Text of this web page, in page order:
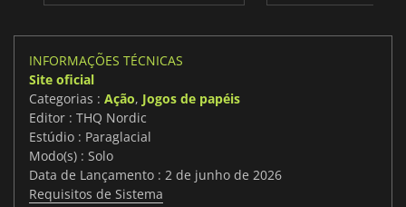
INFORMAÇÕES TÉCNICAS
Site oficial
Categorias : Ação, Jogos de papéis
Editor : THQ Nordic
Estúdio : Paraglacial
Modo(s) : Solo
Data de Lançamento : 2 de junho de 2026
Requisitos de Sistema